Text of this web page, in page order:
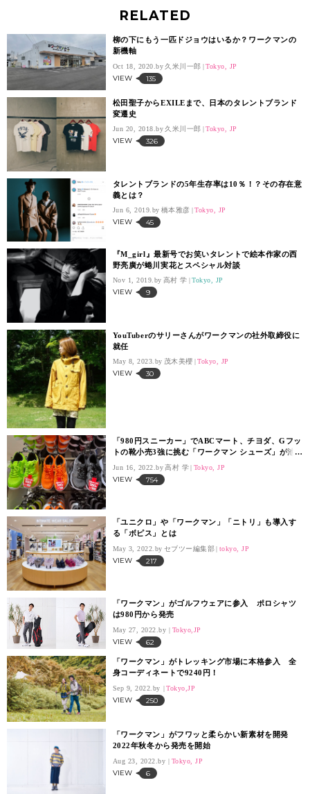
RELATED
柳の下にもう一匹ドジョウはいるか？ワークマンの
新機軸
Oct 18, 2020. 久米川一郎 Tokyo, JP
VIEW 135
松田聖子からEXILEまで、日本のタレントブランド
変遷史
Jun 20, 2018. 久米川一郎 Tokyo, JP
VIEW 326
タレントブランドの5年生存率は10％！？その存在意
義とは？
Jun 6, 2019. 橋本雅彦 Tokyo, JP
VIEW 45
『M_girl』最新号でお笑いタレントで絵本作家の西
野亮廣が蜷川実花とスペシャル対談
Nov 1, 2019. 高村 学 Tokyo, JP
VIEW 9
YouTuberのサリーさんがワークマンの社外取締役に
就任
May 8, 2023. 茂木美櫻 Tokyo, JP
VIEW 30
「980円スニーカー」でABCマート、チヨダ、Gフッ
トの靴小売3強に挑む「ワークマン シューズ」が池
袋に2号店をオープン
Jun 16, 2022. 高村 学 Tokyo, JP
VIEW 754
「ユニクロ」や「ワークマン」「ニトリ」も導入す
る「ボピス」とは
May 3, 2022. セブツー編集部 tokyo, JP
VIEW 217
「ワークマン」がゴルフウェアに参入 ポロシャツ
は980円から発売
May 27, 2022. Tokyo,JP
VIEW 62
「ワークマン」がトレッキング市場に本格参入 全
身コーディネートで9240円！
Sep 9, 2022. Tokyo,JP
VIEW 250
「ワークマン」がフワッと柔らかい新素材を開発
2022年秋冬から発売を開始
Aug 23, 2022. Tokyo, JP
VIEW 6